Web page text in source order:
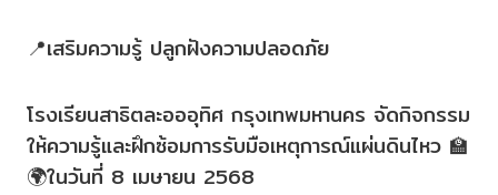
📍เสริมความรู้ ปลูกฝังความปลอดภัย
โรงเรียนสาธิตละอออุทิศ กรุงเทพมหานคร จัดกิจกรรม
ให้ความรู้และฝึกซ้อมการรับมือเหตุการณ์แผ่นดินไหว 🏫
🌍ในวันที่ 8 เมษายน 2568